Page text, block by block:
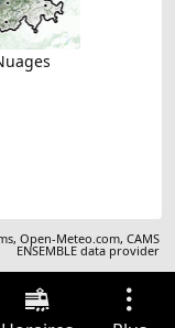
,Open-Meteo.com,CAMS
ENSEMBLE data provider